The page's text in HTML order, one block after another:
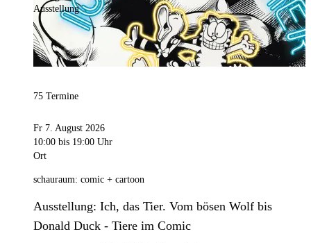
Ausstellung
75 Termine
Fr 7. August 2026
10:00 bis 19:00 Uhr
Ort
schauraum: comic + cartoon
Ausstellung: Ich, das Tier. Vom bösen Wolf bis
Donald Duck - Tiere im Comic